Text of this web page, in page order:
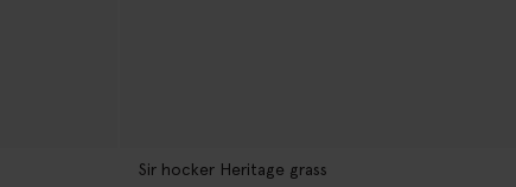
Sir hocker Heritage grass